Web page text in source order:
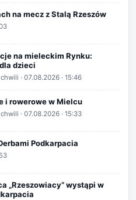
na mecz z Stalą Rzeszów
na mieleckim Rynku:
dzieci
· 07.08.2026· 15:46
i rowerowe w Mielcu
· 07.08.2026· 15:33
Podkarpacia
„Rzeszowiacy” wystąpi w